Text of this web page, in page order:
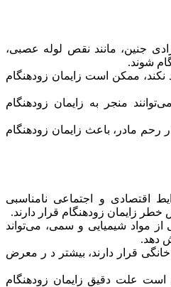
جنین، مانند نقص لوله عصبی،
شوند.
نکند، ممکن است زایمان زودهنگام
منجر به زایمان زودهنگام
رحم مادر، باعث زایمان زودهنگام
اقتصادی و اجتماعی نامناسبی
زایمان زودهنگام قرار دارند.
مواد شیمیایی و سمی، می‌تواند
دهد.
قرار دارند، بیشتر د ر معرض
است علت دقیق زایمان زودهنگام